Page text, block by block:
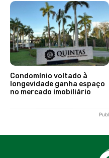
Condomínio voltado à
longevidade ganha espaço
no mercado imobiliário